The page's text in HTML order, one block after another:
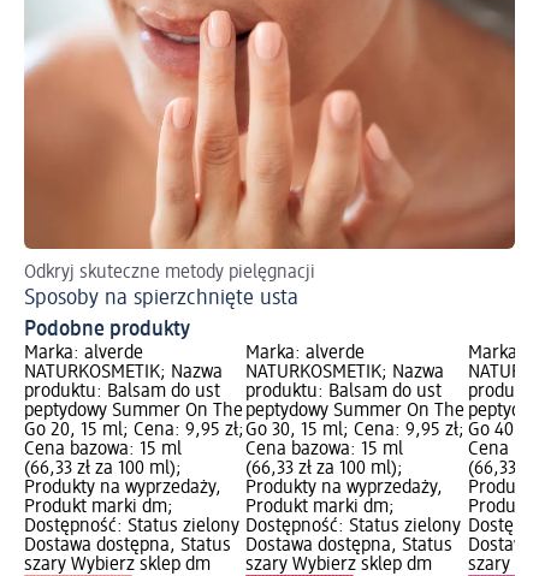
Odkryj skuteczne metody pielęgnacji
Sposoby na spierzchnięte usta
Podobne produkty
Marka: alverde
NATURKOSMETIK; Nazwa
produktu: Balsam do ust
peptydowy Summer On The
Go 20, 15 ml; Cena: 9,95 zł;
Cena bazowa: 15 ml
(66,33 zł za 100 ml);
Produkty na wyprzedaży,
Produkt marki dm;
Dostępność: Status zielony
Dostawa dostępna, Status
szary Wybierz sklep dm
Marka: alverde
NATURKOSMETIK; Nazwa
produktu: Balsam do ust
peptydowy Summer On The
Go 30, 15 ml; Cena: 9,95 zł;
Cena bazowa: 15 ml
(66,33 zł za 100 ml);
Produkty na wyprzedaży,
Produkt marki dm;
Dostępność: Status zielony
Dostawa dostępna, Status
szary Wybierz sklep dm
Marka:
Go 40,
Cena
(66,33
Produkt
szary